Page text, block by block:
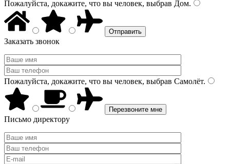
Пожалуйста, докажите, что вы человек, выбрав Дом.
Заказать звонок
Пожалуйста, докажите, что вы человек, выбрав Самолёт.
Письмо директору